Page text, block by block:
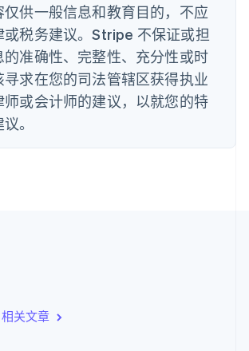
仅供一般信息和教育目的，不应
或税务建议。Stripe 不保证或担
准确性、完整性、充分性或时
求在您的司法管辖区获得执业
或会计师的建议，以就您的特
。
关文章